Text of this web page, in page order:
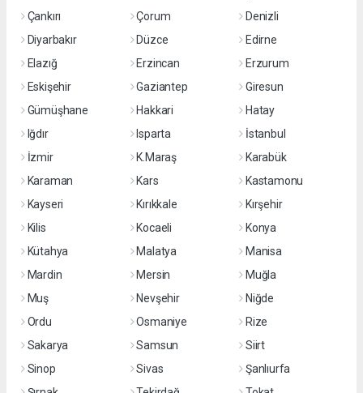
Çankırı
Çorum
Denizli
Diyarbakır
Düzce
Edirne
Elazığ
Erzincan
Erzurum
Eskişehir
Gaziantep
Giresun
Gümüşhane
Hakkari
Hatay
Iğdır
Isparta
İstanbul
İzmir
K.Maraş
Karabük
Karaman
Kars
Kastamonu
Kayseri
Kırıkkale
Kırşehir
Kilis
Kocaeli
Konya
Kütahya
Malatya
Manisa
Mardin
Mersin
Muğla
Muş
Nevşehir
Niğde
Ordu
Osmaniye
Rize
Sakarya
Samsun
Siirt
Sinop
Sivas
Şanlıurfa